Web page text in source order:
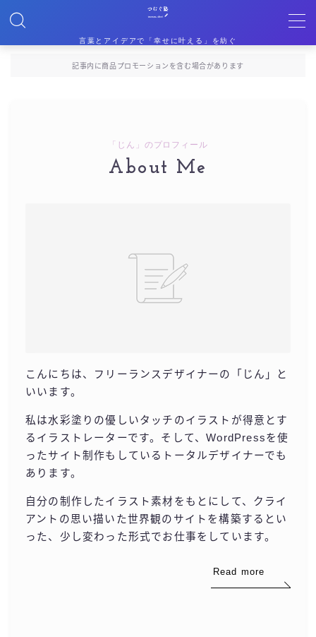
言葉とアイデアで「幸せに叶える」を紡ぐ
MENU
記事内に商品プロモーションを含む場合があります
「じん」のプロフィール
About Me
こんにちは、フリーランスデザイナーの「じん」と
いいます。
私は水彩塗りの優しいタッチのイラストが得意とす
るイラストレーターです。そして、WordPressを使
ったサイト制作もしているトータルデザイナーでも
あります。
自分の制作したイラスト素材をもとにして、クライ
アントの思い描いた世界観のサイトを構築するとい
った、少し変わった形式でお仕事をしています。
Read more